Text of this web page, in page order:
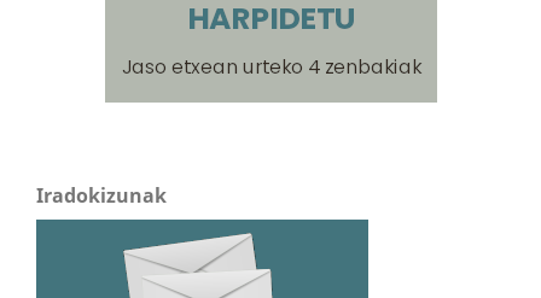
Iradokizunak